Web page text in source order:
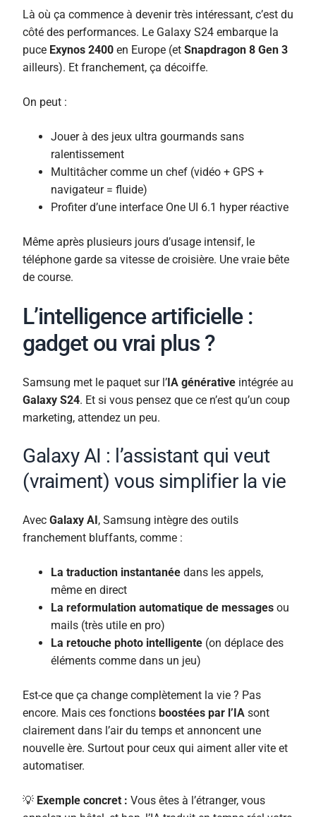
Là où ça commence à devenir très intéressant, c’est du
côté des performances. Le Galaxy S24 embarque la
puce Exynos 2400 en Europe (et Snapdragon 8 Gen 3
ailleurs). Et franchement, ça décoiffe.
On peut :
Jouer à des jeux ultra gourmands sans
ralentissement
Multitâcher comme un chef (vidéo + GPS +
navigateur = fluide)
Profiter d’une interface One UI 6.1 hyper réactive
Même après plusieurs jours d’usage intensif, le
téléphone garde sa vitesse de croisière. Une vraie bête
de course.
L’intelligence artificielle :
gadget ou vrai plus ?
Samsung met le paquet sur l’ IA générative intégrée au
Galaxy S24. Et si vous pensez que ce n’est qu’un coup
marketing, attendez un peu.
Galaxy AI : l’assistant qui veut
(vraiment) vous simplifier la vie
Avec Galaxy AI , Samsung intègre des outils
franchement bluffants, comme :
La traduction instantanée dans les appels,
même en direct
La reformulation automatique de messages ou
mails (très utile en pro)
La retouche photo intelligente (on déplace des
éléments comme dans un jeu)
Est-ce que ça change complètement la vie ? Pas
encore. Mais ces fonctions boostées par l’IA sont
clairement dans l’air du temps et annoncent une
nouvelle ère. Surtout pour ceux qui aiment aller vite et
automatiser.
💡 Exemple concret : Vous êtes à l’étranger, vous